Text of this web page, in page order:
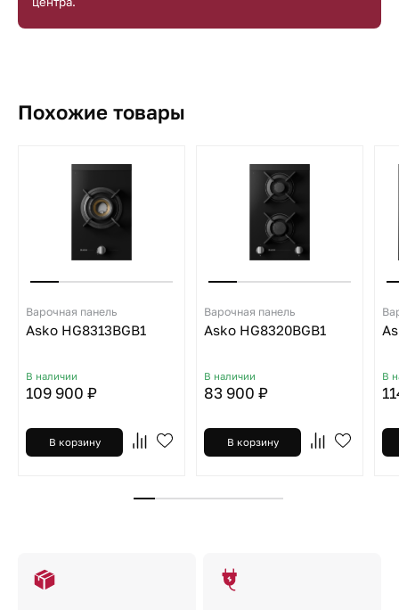
Похожие товары
Варочная панель
Asko HG8313BGB1
В наличии
109 900 ₽
В корзину
Варочная панель
Asko HG8320BGB1
В наличии
83 900 ₽
В корзину
В